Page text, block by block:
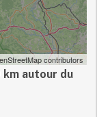
contributors
autour du